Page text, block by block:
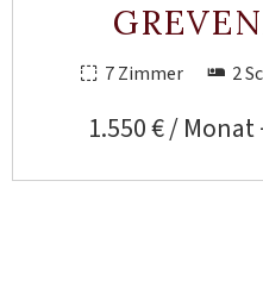
7 Zimmer 2
1.550 € /